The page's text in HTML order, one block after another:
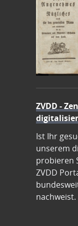
ZVDD -
Ist Ihr
unserem
probieren
ZVDD
nachweist.